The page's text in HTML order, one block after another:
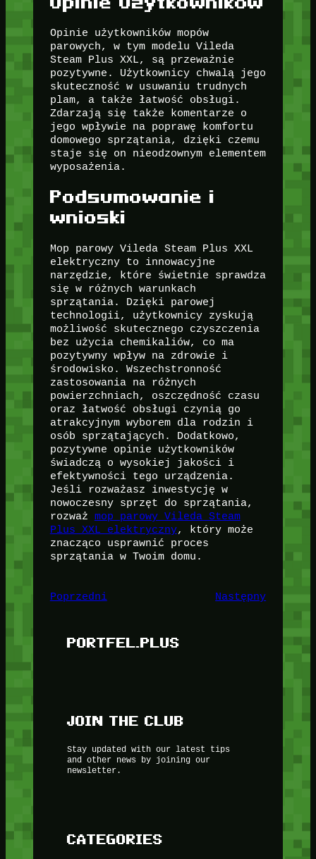
Opinie użytkowników mopów
parowych, w tym modelu Vileda
Steam Plus XXL, są przeważnie
pozytywne. Użytkownicy chwalą jego
skuteczność w usuwaniu trudnych
plam, a także łatwość obsługi.
Zdarzają się także komentarze o
jego wpływie na poprawę komfortu
domowego sprzątania, dzięki czemu
staje się on nieodzownym elementem
wyposażenia.
Podsumowanie i
wnioski
Mop parowy Vileda Steam Plus XXL
elektryczny to innowacyjne
narzędzie, które świetnie sprawdza
się w różnych warunkach
sprzątania. Dzięki parowej
technologii, użytkownicy zyskują
możliwość skutecznego czyszczenia
bez użycia chemikaliów, co ma
pozytywny wpływ na zdrowie i
środowisko. Wszechstronność
zastosowania na różnych
powierzchniach, oszczędność czasu
oraz łatwość obsługi czynią go
atrakcyjnym wyborem dla rodzin i
osób sprzątających. Dodatkowo,
pozytywne opinie użytkowników
świadczą o wysokiej jakości i
efektywności tego urządzenia.
Jeśli rozważasz inwestycję w
nowoczesny sprzęt do sprzątania,
rozważ mop parowy Vileda Steam
Plus XXL elektryczny, który może
znacząco usprawnić proces
sprzątania w Twoim domu.
Poprzedni Następny
PORTFEL.PLUS
JOIN THE CLUB
Stay updated with our latest tips
and other news by joining our
newsletter.
CATEGORIES